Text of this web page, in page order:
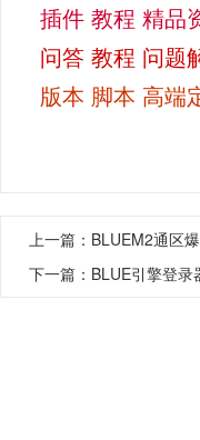
插件 教程 精品
问答 教程 问题
版本 脚本 高端
上一篇： BLUEM2通区
下一篇： BLUE引擎登